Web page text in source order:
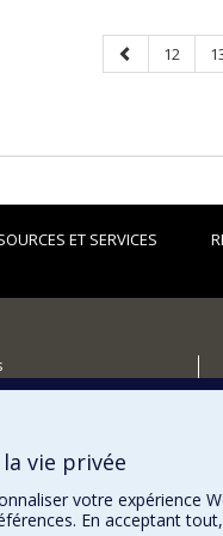
Page
précédente
Page
12
ET SERVICES
vie privée
votre
En acceptant